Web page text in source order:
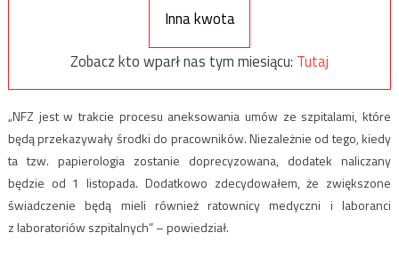
Inna kwota
Zobacz kto wparł nas tym miesiącu: Tutaj
„NFZ jest w trakcie procesu aneksowania umów ze szpitalami, które
będą przekazywały środki do pracowników. Niezależnie od tego, kiedy
ta tzw. papierologia zostanie doprecyzowana, dodatek naliczany
będzie od 1 listopada. Dodatkowo zdecydowałem, że zwiększone
świadczenie będą mieli również ratownicy medyczni i laboranci
z laboratoriów szpitalnych” – powiedział.